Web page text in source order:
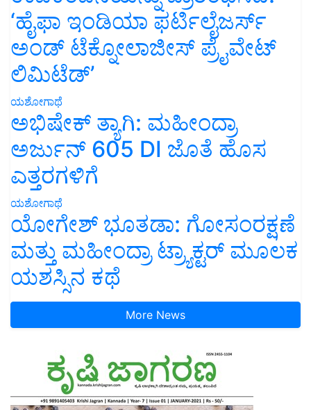
‘ಹೈಫಾ ಇಂಡಿಯಾ ಫರ್ಟಿಲೈಜರ್ಸ್
ಅಂಡ್ ಟೆಕ್ನೋಲಾಜೀಸ್ ಪ್ರೈವೇಟ್
ಲಿಮಿಟೆಡ್’
ಯಶೋಗಾಥೆ
ಅಭಿಷೇಕ್ ತ್ಯಾಗಿ: ಮಹೀಂದ್ರಾ
ಅರ್ಜುನ್ 605 DI ಜೊತೆ ಹೊಸ
ಎತ್ತರಗಳಿಗೆ
ಯಶೋಗಾಥೆ
ಯೋಗೇಶ್ ಭೂತಡಾ: ಗೋಸಂರಕ್ಷಣೆ
ಮತ್ತು ಮಹೀಂದ್ರಾ ಟ್ರ್ಯಾಕ್ಟರ್ ಮೂಲಕ
ಯಶಸ್ಸಿನ ಕಥೆ
More News